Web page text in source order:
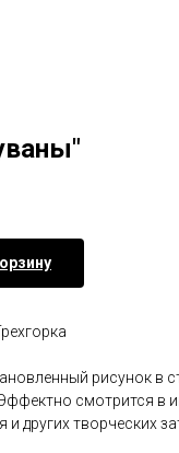
рисунок в
смотрится в
и других творческих